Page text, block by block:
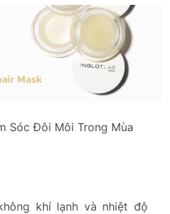
Sóc Đôi Môi Trong Mùa
khí lạnh và nhiệt độ